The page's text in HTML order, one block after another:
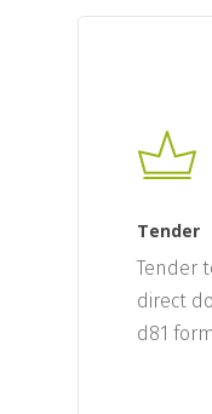
Tender
Tender
direct
d81